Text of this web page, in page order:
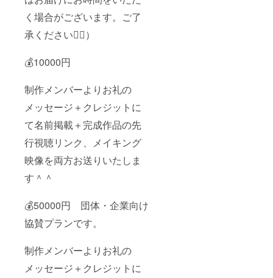
く場合がございます。ご了
承ください🙇‍♀️）
💰10000円
制作メンバーよりお礼の
メッセージ＋クレジットに
て名前掲載＋完成作品の先
行視聴リンク、メイキング
映像を両方お送りいたしま
す＾＾
💰50000円 団体・企業向け
協賛プランです。
制作メンバーよりお礼の
メッセージ＋クレジットに